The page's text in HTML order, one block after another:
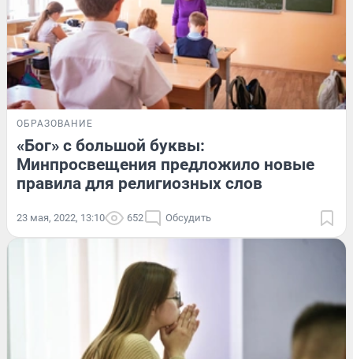
ОБРАЗОВАНИЕ
«Бог» с большой буквы:
Минпросвещения предложило новые
правила для религиозных слов
23 мая, 2022, 13:10 652 Обсудить